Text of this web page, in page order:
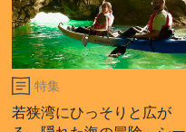
特集
若狭湾にひっそりと広が